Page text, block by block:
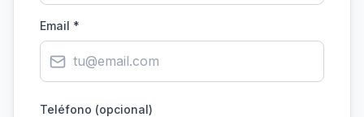
Email *
Teléfono (opcional)